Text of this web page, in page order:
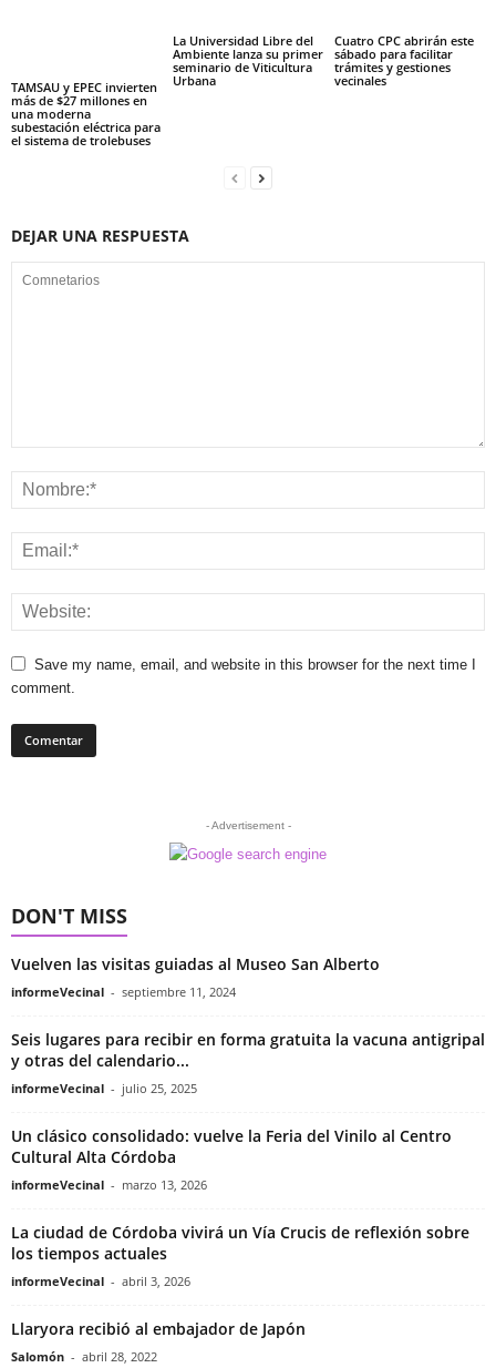
TAMSAU y EPEC invierten
más de $27 millones en
una moderna
subestación eléctrica para
el sistema de trolebuses
La Universidad Libre del
Ambiente lanza su primer
seminario de Viticultura
Urbana
Cuatro CPC abrirán este
sábado para facilitar
trámites y gestiones
vecinales
DEJAR UNA RESPUESTA
Save my name, email, and website in this browser for the next time I
comment.
- Advertisement -
DON'T MISS
Vuelven las visitas guiadas al Museo San Alberto
informeVecinal - septiembre 11, 2024
Seis lugares para recibir en forma gratuita la vacuna antigripal
y otras del calendario...
informeVecinal - julio 25, 2025
Un clásico consolidado: vuelve la Feria del Vinilo al Centro
Cultural Alta Córdoba
informeVecinal - marzo 13, 2026
La ciudad de Córdoba vivirá un Vía Crucis de reflexión sobre
los tiempos actuales
informeVecinal - abril 3, 2026
Llaryora recibió al embajador de Japón
Salomón - abril 28, 2022